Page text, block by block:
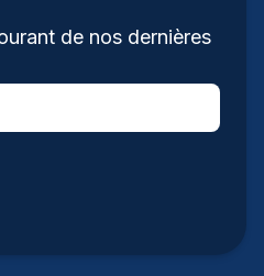
de nos dernières